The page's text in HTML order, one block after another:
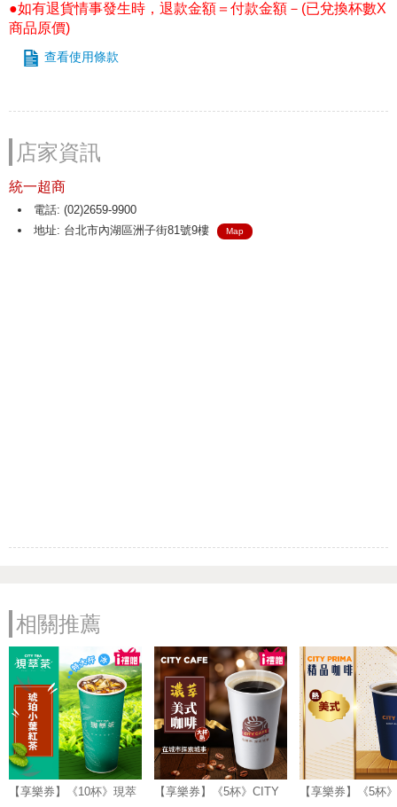
●如有退貨情事發生時，退款金額＝付款金額－(已兌換杯數X
商品原價)
查看使用條款
店家資訊
統一超商
電話: (02)2659-9900
地址: 台北市內湖區洲子街81號9樓
Map
相關推薦
【享樂券】《10杯》現萃
【享樂券】《5杯》CITY
【享樂券】《5杯